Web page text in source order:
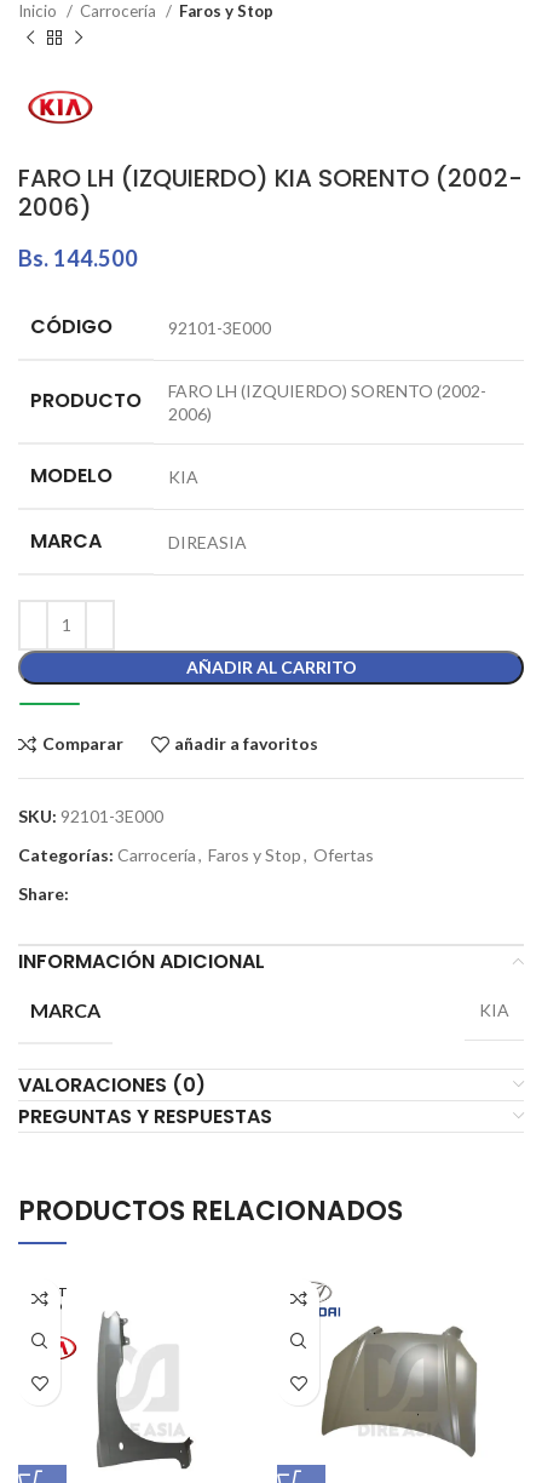
Inicio Carrocería Faros y Stop
FARO LH (IZQUIERDO) KIA SORENTO (2002-
2006)
Bs. 144.500
CÓDIGO 92101-3E000
PRODUCTO
FARO LH (IZQUIERDO) SORENTO (2002-
2006)
MODELO KIA
MARCA DIREASIA
AÑADIR AL CARRITO
Comparar añadir a favoritos
SKU: 92101-3E000
Categorías: Carrocería, Faros y Stop, Ofertas
Share:
INFORMACIÓN ADICIONAL
MARCA KIA
VALORACIONES (0)
PREGUNTAS Y RESPUESTAS
PRODUCTOS RELACIONADOS
AGOT
ADO